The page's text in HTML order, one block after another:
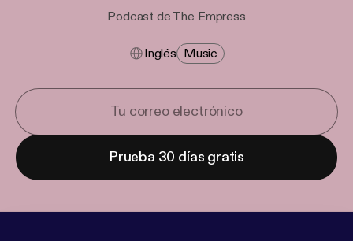
Podcast de The Empress
Inglés Music
Prueba 30 días gratis